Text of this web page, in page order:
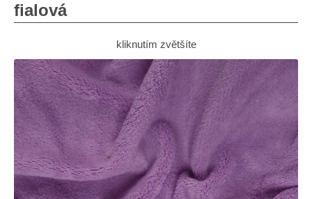
fialová
kliknutím zvětšíte